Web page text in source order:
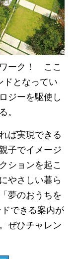
ーク！ ここ
ドとなってい
ジーを駆使し
。
ば実現できる
子でイメージ
ションを起こ
やさしい暮ら
夢のおうちを
できる案内が
ぜひチャレン